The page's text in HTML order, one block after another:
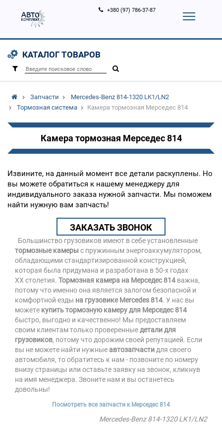
0)
Услуги
+380 (97) 786-37-87
КАТАЛОГ ТОВАРОВ
Запчасти
Mercedes-Benz 814-1320 LK1/LN2
Тормозная система
Камера тормозная Мерседес 814
Камера тормозная Мерседес 814
Извините, на данный момент все детали раскуплены. Но
вы можете обратиться к нашему менеджеру для
индивидуального заказа нужной запчасти. Мы поможем
найти нужную вам запчасть!
ЗАКАЗАТЬ ЗВОНОК
Большинство грузовиков имеют в себе установленные
тормозные камеры с пружинным энергоаккумулятором,
обладающими стандартизированной конструкцией,
которая была придумана и разработана в 50-х годах
XX столетия. Тормозная камера на Мерседес 814 важна,
потому что именно она является залогом безопасной и
комфортной езды на грузовике Mercedes 814. У нас вы
можете купить тормозную камеру для Мерседес 814
быстро, выгодно и качественно! Мы предоставляем
своим клиентам только проверенныедетали для
грузовиков, потому что дорожим своей репутацией. Если
вы не можете найти нужныеавтозапчасти для своего
автомобиля, то обратитесь к нам - позвоните по номеру
внизу страницы или оставьте заявку на звонок, кликнув
на имя менеджера. Звоните нам и вы останетесь
довольны!
Посмотреть все запчасти к Мерседес 814
Mercedes-Benz 814-1320 LK1/LN2